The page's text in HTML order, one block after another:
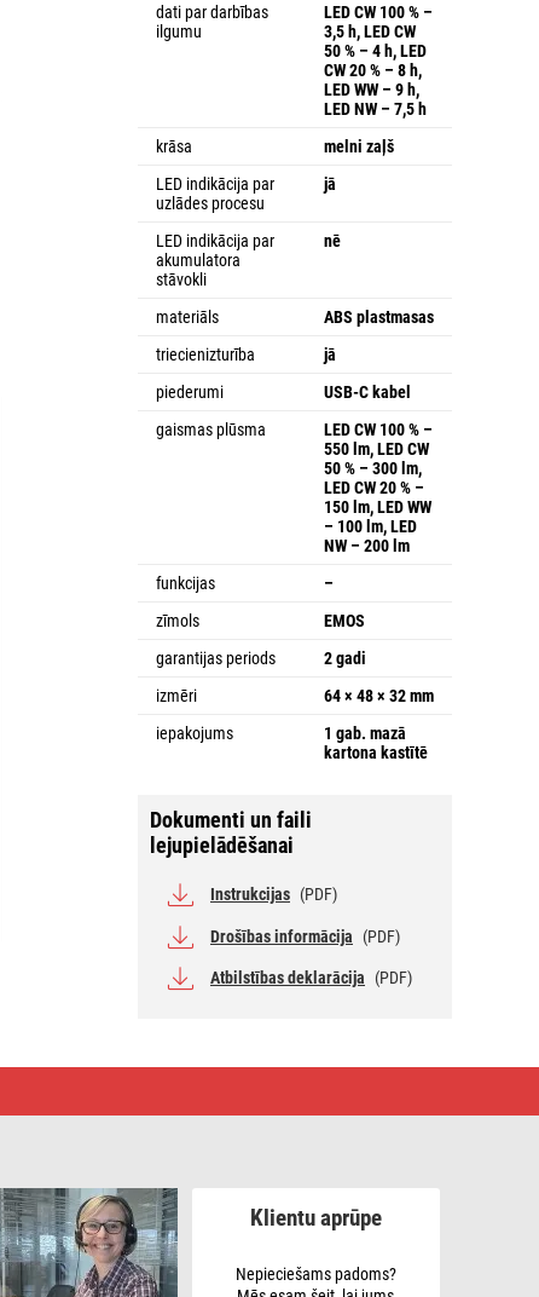
dati par darbības
ilgumu
LED CW 100 % –
3,5 h, LED CW
50 % – 4 h, LED
CW 20 % – 8 h,
LED WW – 9 h,
LED NW – 7,5 h
krāsa
melni zaļš
LED indikācija par
uzlādes procesu
jā
LED indikācija par
akumulatora
stāvokli
nē
materiāls
ABS plastmasas
triecienizturība
jā
piederumi
USB-C kabel
gaismas plūsma
LED CW 100 % –
550 lm, LED CW
50 % – 300 lm,
LED CW 20 % –
150 lm, LED WW
– 100 lm, LED
NW – 200 lm
funkcijas
–
zīmols
EMOS
garantijas periods
2 gadi
izmēri
64 × 48 × 32 mm
iepakojums
1 gab. mazā
kartona kastītē
Dokumenti un faili
lejupielādēšanai
Instrukcijas (PDF)
Drošības informācija (PDF)
Atbilstības deklarācija (PDF)
Klientu aprūpe
Nepieciešams padoms?